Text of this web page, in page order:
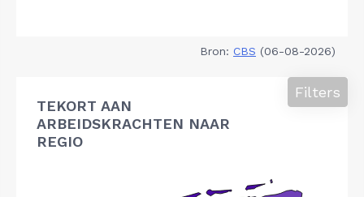
Bron: CBS (06-08-2026)
TEKORT AAN
ARBEIDSKRACHTEN NAAR
REGIO
Filters